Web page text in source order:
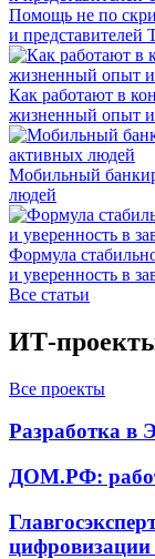
Помощь не по
и представителей
Как работают в
жизненный опыт и
Мобильный
людей
Формула
и уверенность в
Все статьи
ИТ-
Все проекты
Разработка в
ДОМ.РФ:
цифровизации